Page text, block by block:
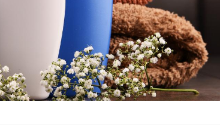
Allergies alimentaires :
une nouvelle arme contre
les réactions sévères